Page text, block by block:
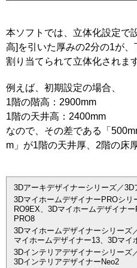
本ソフトでは、立体化設定で
高]を引いた厚みの2分の1が
割り当てられて立体化されます
例えば、初期設定の場合、
1階の階高：2900mm
1階の天井高：2400mm
なので、その差である「
m」が1階の天井厚、2階の床
3Dアーキデザイナーシリーズ／
3DマイホームデザイナーPROシ
RO9EX、3Dマイホームデザイナ
PRO8
3Dマイホームデザイナーシリーズ
マイホームデザイナー13、3Dマイ
3Dインテリアデザイナーシリーズ
3DインテリアデザイナーNeo2